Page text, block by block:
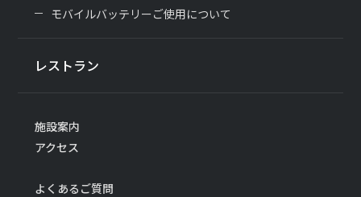
モバイルバッテリーご使用について
レストラン
施設案内
アクセス
よくあるご質問